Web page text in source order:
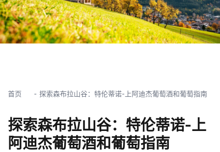
首页 探索森布拉山谷：特伦蒂诺-上阿迪杰葡萄酒和葡萄指南
探索森布拉山谷：特伦蒂诺-上
阿迪杰葡萄酒和葡萄指南